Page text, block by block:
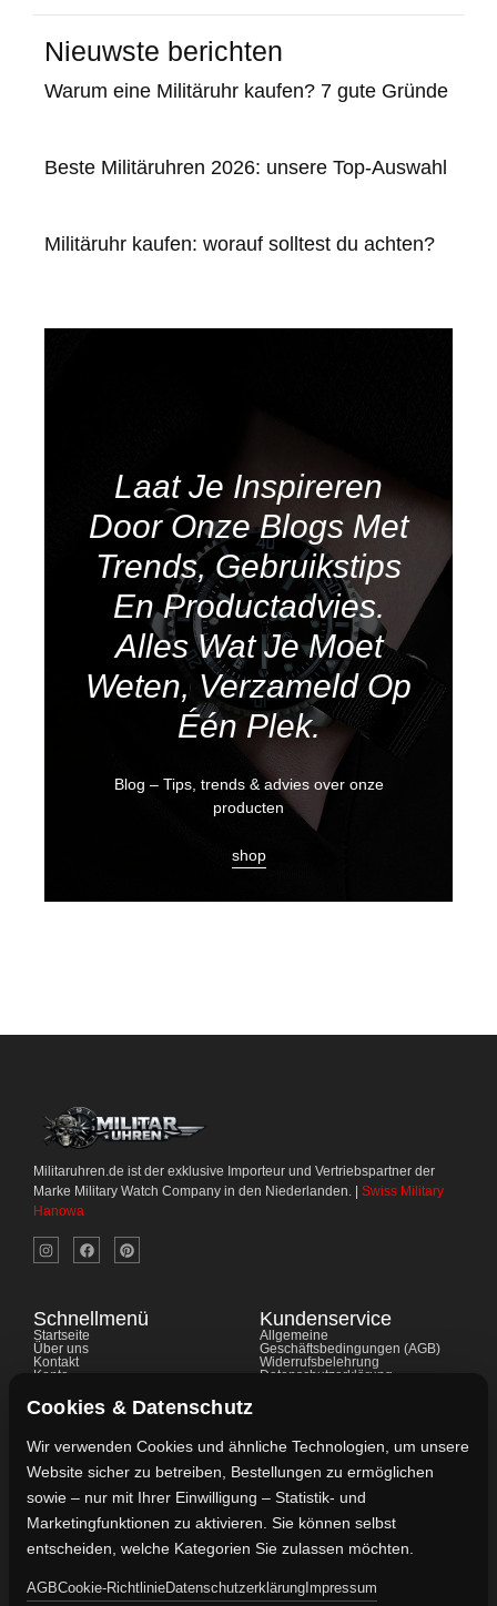
Nieuwste berichten
Warum eine Militäruhr kaufen? 7 gute Gründe
Beste Militäruhren 2026: unsere Top-Auswahl
Militäruhr kaufen: worauf solltest du achten?
Laat Je Inspireren
Door Onze Blogs Met
Trends, Gebruikstips
En Productadvies.
Alles Wat Je Moet
Weten, Verzameld Op
Één Plek.
Blog – Tips, trends & advies over onze
producten
shop
Militaruhren.de ist der exklusive Importeur und Vertriebspartner der
Marke Military Watch Company in den Niederlanden. | Swiss Military
Hanowa
Schnellmenü
Startseite
Über uns
Kontakt
Konto
FAQ's
Kundenservice
Allgemeine
Geschäftsbedingungen (AGB)
Widerrufsbelehrung
Datenschutzerklärung
Kontaktdaten
Vertreten durch:
Lievaart B.V.
Kontakt:
Cookies & Datenschutz
Wir verwenden Cookies und ähnliche Technologien, um unsere
Website sicher zu betreiben, Bestellungen zu ermöglichen
sowie – nur mit Ihrer Einwilligung – Statistik- und
Marketingfunktionen zu aktivieren. Sie können selbst
entscheiden, welche Kategorien Sie zulassen möchten.
AGBCookie-RichtlinieDatenschutzerklärung Impressum